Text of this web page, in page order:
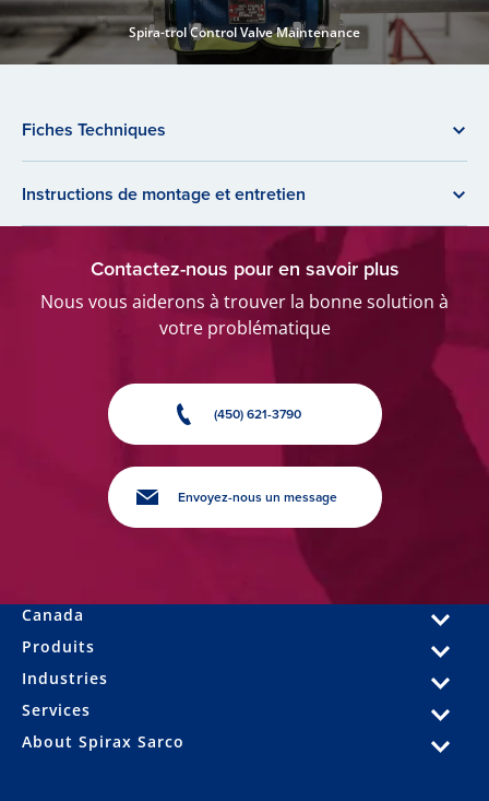
Spira-trol Control Valve Maintenance
Fiches Techniques
Instructions de montage et entretien
Contactez-nous pour en savoir plus
Nous vous aiderons à trouver la bonne solution à
votre problématique
(450) 621-3790
Envoyez-nous un message
Canada
Produits
Industries
Services
About Spirax Sarco